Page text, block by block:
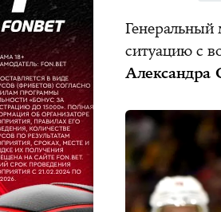
ситуацию с
Александра